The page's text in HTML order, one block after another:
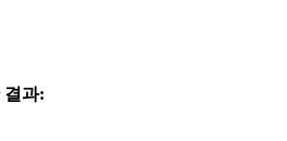
결과: